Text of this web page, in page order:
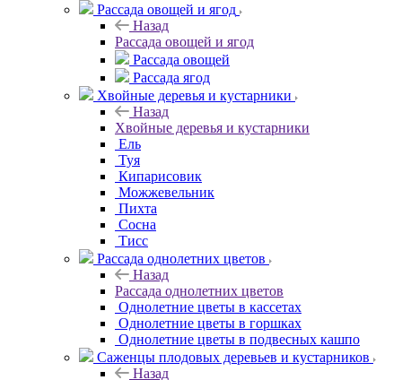
Рассада овощей и ягод
Назад
Рассада овощей и ягод
Рассада овощей
Рассада ягод
Хвойные деревья и кустарники
Назад
Хвойные деревья и кустарники
Ель
Туя
Кипарисовик
Можжевельник
Пихта
Сосна
Тисc
Рассада однолетних цветов
Назад
Рассада однолетних цветов
Однолетние цветы в кассетах
Однолетние цветы в горшках
Однолетние цветы в подвесных кашпо
Саженцы плодовых деревьев и кустарников
Назад